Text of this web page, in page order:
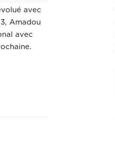
avec
Amadou
avec